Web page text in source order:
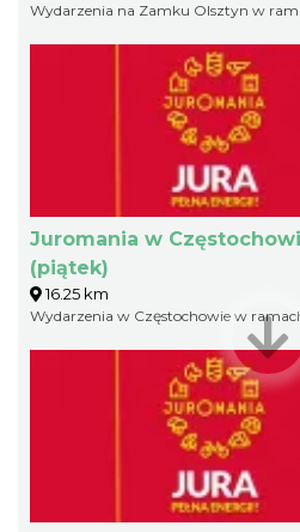
Wydarzenia na Zamku Olsztyn w
Juromania w
(piątek)
16.25 km
Wydarzenia w Częstochowie w